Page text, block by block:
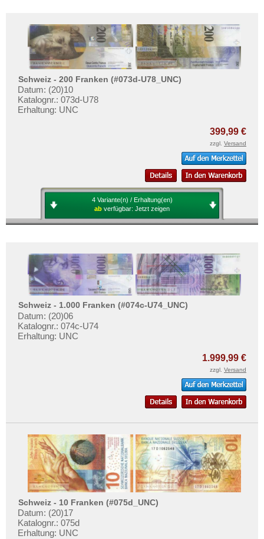
Schweiz - 200 Franken (#073d-U78_UNC)
Datum: (20)10
Katalognr.: 073d-U78
Erhaltung: UNC
399,99 €
zzgl. Versand
4 Variante(n) / Erhaltung(en)
ab verfügbar: Jetzt zeigen
Schweiz - 1.000 Franken (#074c-U74_UNC)
Datum: (20)06
Katalognr.: 074c-U74
Erhaltung: UNC
1.999,99 €
zzgl. Versand
Schweiz - 10 Franken (#075d_UNC)
Datum: (20)17
Katalognr.: 075d
Erhaltung: UNC